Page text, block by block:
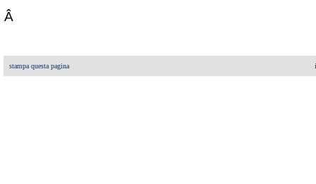
Â
stampa questa pagina